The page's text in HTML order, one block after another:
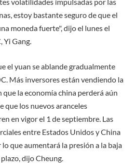
estoy bastante seguro de que el
moneda fuerte", dijo el lunes el
Yi Gang.
el yuan se ablande gradualmente
Más inversores están vendiendo la
que la economía china perderá aún
que los nuevos aranceles
en vigor el 1 de septiembre. Las
entre Estados Unidos y China
que aumentará la presión a la baja
dijo Cheung.